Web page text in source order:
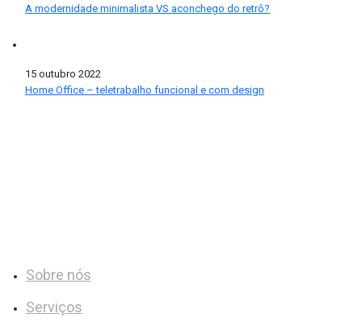
A modernidade minimalista VS aconchego do retrô?
15 outubro 2022
Home Office – teletrabalho funcional e com design
Sobre nós
Serviços